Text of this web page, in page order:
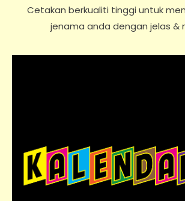
Cetakan berkualiti tinggi untuk
jenama anda dengan jelas &